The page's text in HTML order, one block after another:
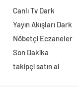
Canlı Tv Dark
Yayın Akışları Dark
Nöbetçi Eczaneler
Son Dakika
takipçi satın al